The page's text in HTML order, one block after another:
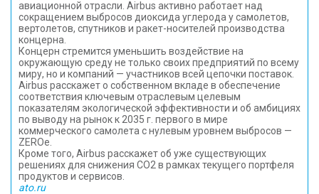
авиационной отрасли. Airbus активно работает над
сокращением выбросов диоксида углерода у самолетов,
вертолетов, спутников и ракет-носителей производства
концерна.
Концерн стремится уменьшить воздействие на
окружающую среду не только своих предприятий по всему
миру, но и компаний — участников всей цепочки поставок.
Airbus расскажет о собственном вкладе в обеспечение
соответствия ключевым отраслевым целевым
показателям экологической эффективности и об амбициях
по выводу на рынок к 2035 г. первого в мире
коммерческого самолета с нулевым уровнем выбросов —
ZEROe.
Кроме того, Airbus расскажет об уже существующих
решениях для снижения CO2 в рамках текущего портфеля
продуктов и сервисов.
ato.ru